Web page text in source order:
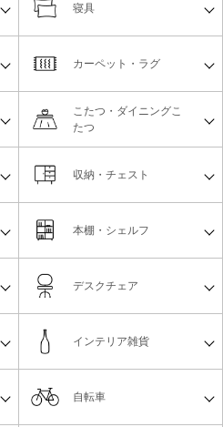
寝具
カーペット・ラグ
こたつ・ダイニングこ
たつ
収納・チェスト
本棚・シェルフ
デスクチェア
インテリア雑貨
自転車